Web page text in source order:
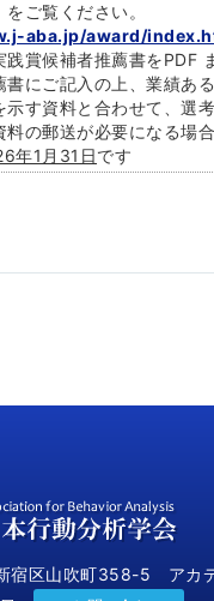
ご覧ください。
aba.jp/award/
践賞候補者推薦書をPDF
にご記入の上、 業績あ
す資料と 合わせて、選
料の郵送が必要になる場
年1月31日です
区山吹町358-5 アカ